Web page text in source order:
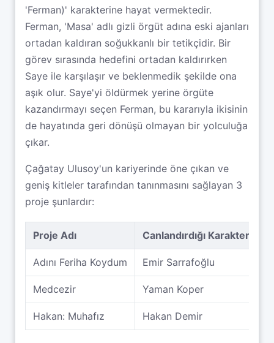
'Ferman)' karakterine hayat vermektedir.
Ferman, 'Masa' adlı gizli örgüt adına eski ajanları
ortadan kaldıran soğukkanlı bir tetikçidir. Bir
görev sırasında hedefini ortadan kaldırırken
Saye ile karşılaşır ve beklenmedik şekilde ona
aşık olur. Saye'yi öldürmek yerine örgüte
kazandırmayı seçen Ferman, bu kararıyla ikisinin
de hayatında geri dönüşü olmayan bir yolculuğa
çıkar.
Çağatay Ulusoy'un kariyerinde öne çıkan ve
geniş kitleler tarafından tanınmasını sağlayan 3
proje şunlardır:
Proje Adı Canlandırdığı Karakter
Adını Feriha Koydum Emir Sarrafoğlu
Medcezir Yaman Koper
Hakan: Muhafız Hakan Demir